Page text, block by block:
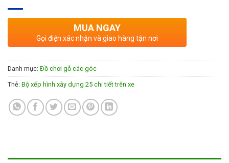
MUA NGAY
Gọi điện xác nhận và giao hàng tận nơi
Danh mục: Đồ chơi gỗ các góc
Thẻ: Bộ xếp hình xây dựng 25 chi tiết trên xe